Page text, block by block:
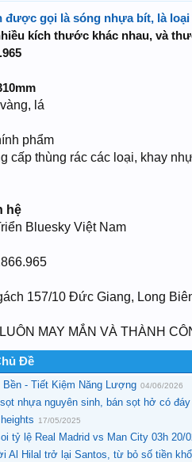
được gọi là sóng nhựa bít, là
kích thước khác nhau, và
lá
phẩm
cấp thùng rác các loại, khay
hệ
Bluesky Việt Nam
157/10 Đức Giang, Long
MAY MẮN VÀ THÀNH
Đề
Bền - Tiết Kiệm Năng Lượng 04/06/2026
nhựa nguyên sinh, bán sọt hở có đáy
17/05/2025
tỷ lệ Real Madrid vs Man City 03h
Al Hilal trở lại Santos, từ bỏ số tiền